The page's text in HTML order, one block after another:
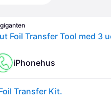
Foil Transfer Tool med 3
iPhonehus
Transfer Kit.